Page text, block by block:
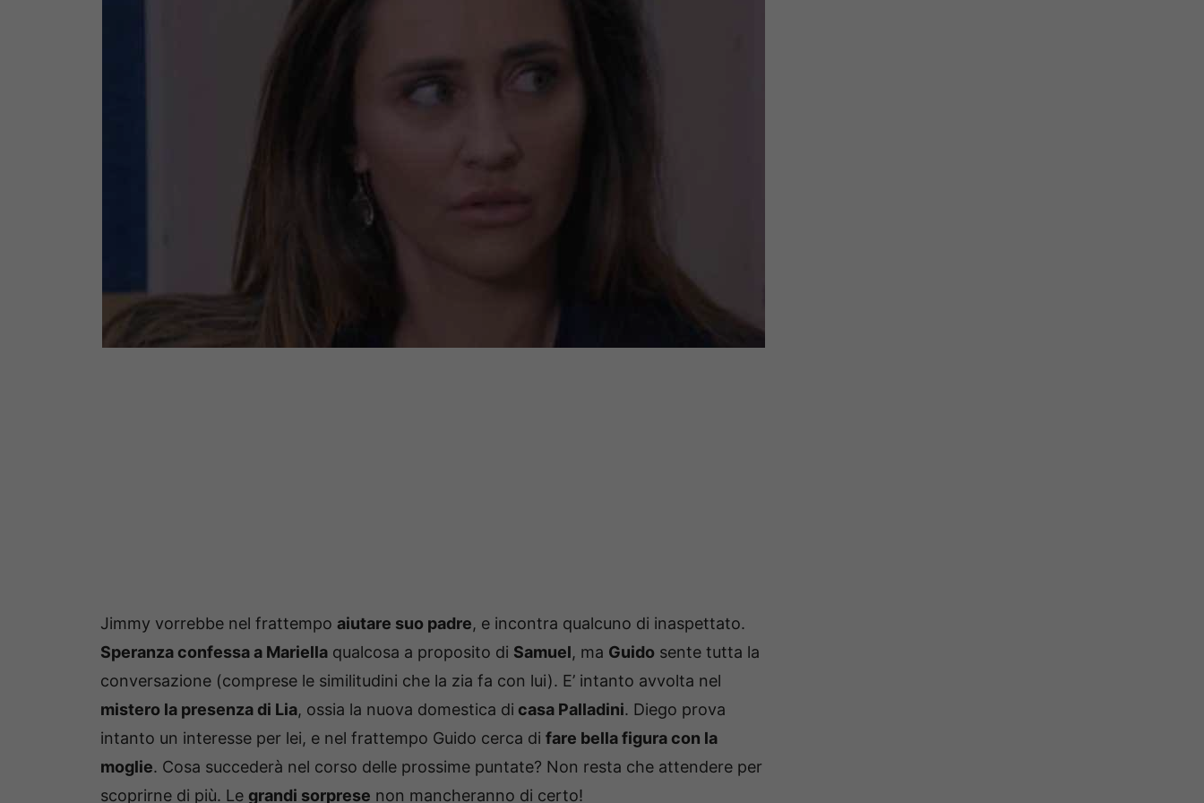
Jimmy vorrebbe nel frattempo aiutare suo padre, e incontra qualcuno di inaspettato.
Speranza confessa a Mariella qualcosa a proposito di Samuel, ma Guido sente tutta la
conversazione (comprese le similitudini che la zia fa con lui). E’ intanto avvolta nel
mistero la presenza di Lia, ossia la nuova domestica di casa Palladini. Diego prova
intanto un interesse per lei, e nel frattempo Guido cerca di fare bella figura con la
moglie. Cosa succederà nel corso delle prossime puntate? Non resta che attendere per
scoprirne di più. Le grandi sorprese non mancheranno di certo!